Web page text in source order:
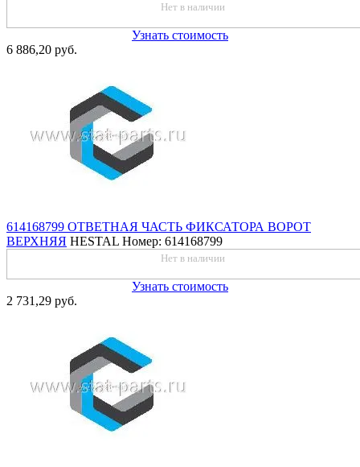
Нет в наличии
Узнать стоимость
6 886,20 руб.
614168799 ОТВЕТНАЯ ЧАСТЬ ФИКСАТОРА ВОРОТ
ВЕРХНЯЯ HESTAL Номер: 614168799
Нет в наличии
Узнать стоимость
2 731,29 руб.